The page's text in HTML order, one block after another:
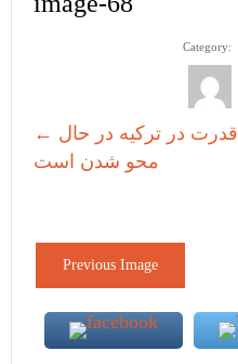
Category:
←
محو شدن است
Previous Image